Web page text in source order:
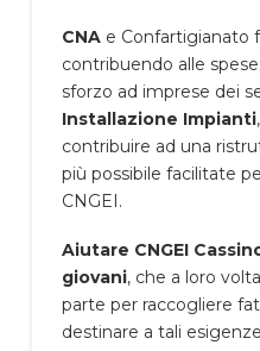
CNA e Confartigianato
contribuendo alle
sforzo ad imprese dei
Installazione Impianti,
contribuire ad una
più possibile facilitate
CNGEI.
Aiutare CNGEI
giovani, che a loro
parte per raccogliere
destinare a tali